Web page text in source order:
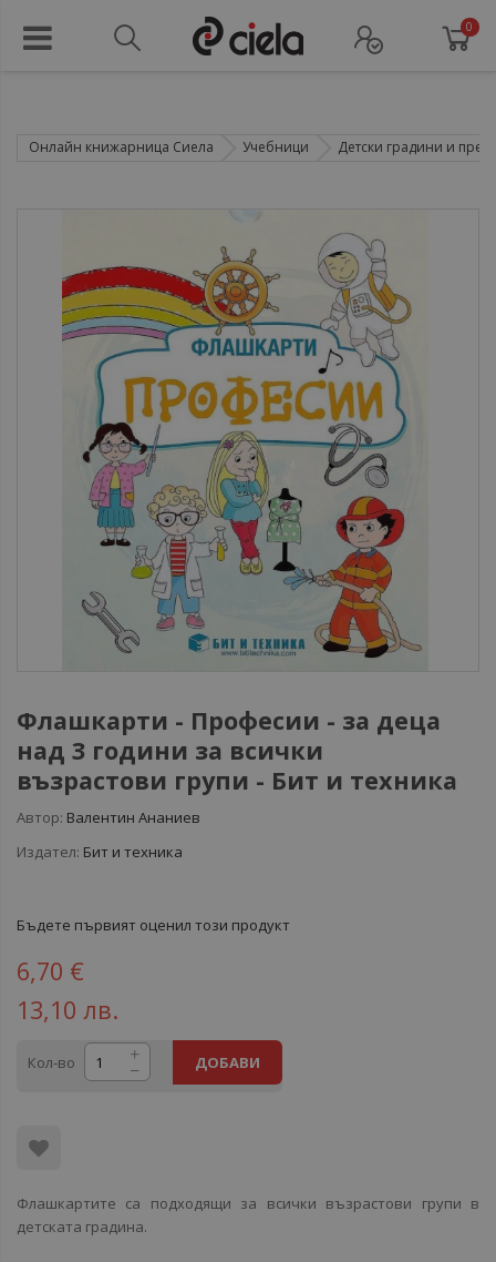
0
Онлайн книжарница Сиела Учебници Детски градини и
Флашкарти - Професии - за деца
над 3 години за всички
възрастови групи - Бит и техника
Автор: Валентин Ананиев
Издател: Бит и техника
Бъдете първият оценил този продукт
6,70 €
13,10 лв.
Кол-во ДОБАВИ
Флашкартите са подходящи за всички възрастови групи в
детската градина.